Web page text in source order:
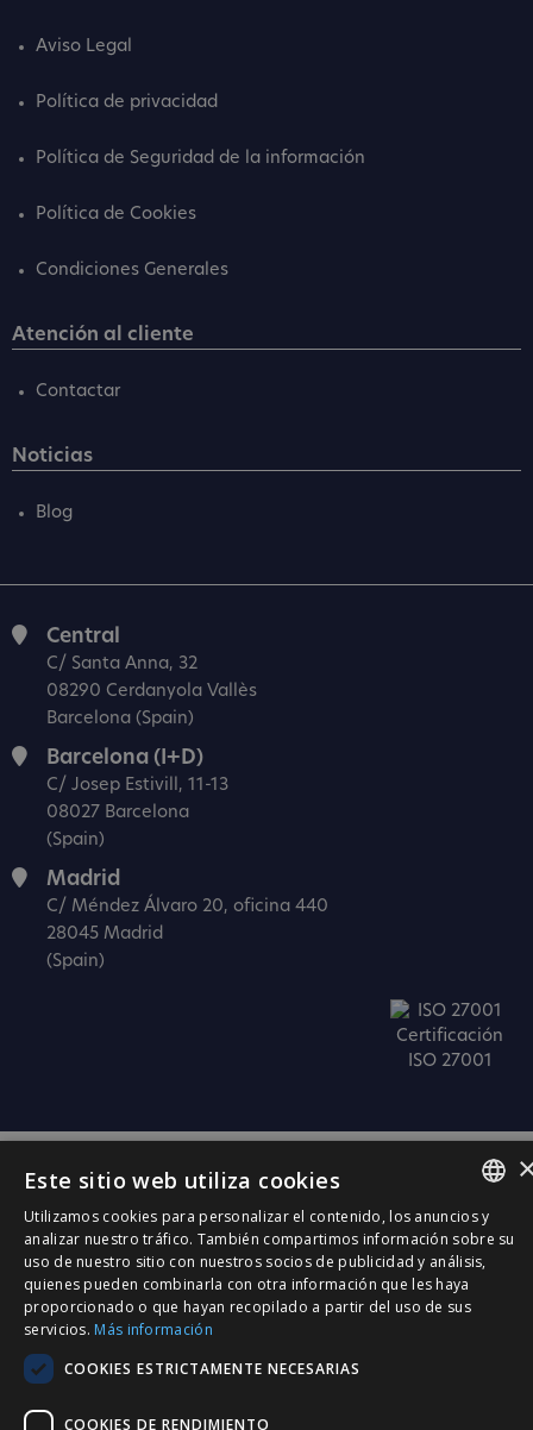
Aviso Legal
Política de privacidad
Política de Seguridad de la información
Política de Cookies
Condiciones Generales
Atención al cliente
Contactar
Noticias
Blog
Central
C/ Santa Anna, 32
08290 Cerdanyola Vallès
Barcelona (Spain)
Barcelona (I+D)
C/ Josep Estivill, 11-13
08027 Barcelona
(Spain)
Madrid
C/ Méndez Álvaro 20, oficina 440
28045 Madrid
(Spain)
Certificación
ISO 27001
SPANISH
CATALÀ
ENGLISH
Este sitio web utiliza cookies
Utilizamos cookies para personalizar el contenido, los anuncios y
analizar nuestro tráfico. También compartimos información sobre su
uso de nuestro sitio con nuestros socios de publicidad y análisis,
quienes pueden combinarla con otra información que les haya
proporcionado o que hayan recopilado a partir del uso de sus
servicios. Más información
COOKIES ESTRICTAMENTE NECESARIAS
COOKIES DE RENDIMIENTO